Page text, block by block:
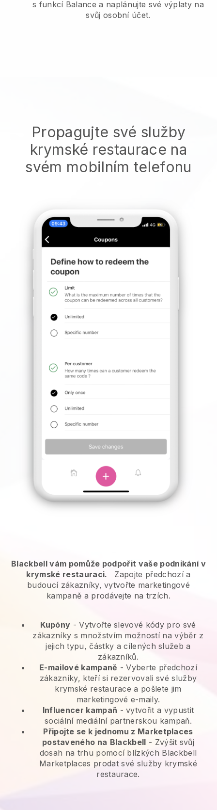
s funkcí Balance a naplánujte své výplaty na
svůj osobní účet.
Propagujte své služby
krymské restaurace na
svém mobilním telefonu
Blackbell vám pomůže podpořit vaše podnikání v
krymské restauraci.
Zapojte předchozí a
budoucí zákazníky, vytvořte marketingové
kampaně a prodávejte na trzích.
Kupóny - Vytvořte slevové kódy pro své
zákazníky s množstvím možností na výběr z
jejich typu, částky a cílených služeb a
zákazníků.
E-mailové kampaně -Vyberte předchozí
zákazníky, kteří si rezervovali své služby
krymské restaurace a pošlete jim
marketingové e-maily.
Influencer kampaň - vytvořit a vypustit
sociální mediální partnerskou kampaň.
Připojte se k jednomu z Marketplaces
postaveného na Blackbell - Zvýšit svůj
dosah na trhu pomocí blízkých Blackbell
Marketplaces prodat své služby krymské
restaurace.